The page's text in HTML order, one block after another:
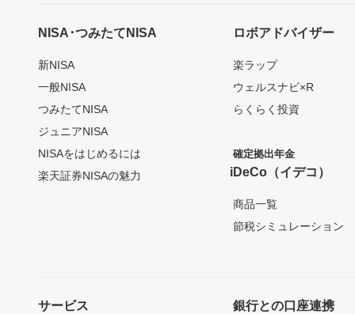
NISA･つみたてNISA
新NISA
一般NISA
つみたてNISA
ジュニアNISA
NISAをはじめるには
楽天証券NISAの魅力
ロボアドバイザー
楽ラップ
ウェルスナビ×R
らくらく投資
確定拠出年金
iDeCo（イデコ）
商品一覧
節税シミュレーション
サービス 銀行との口座連携